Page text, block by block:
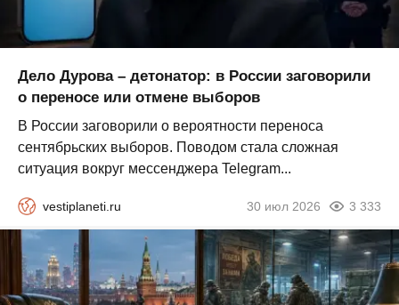
Дело Дурова – детонатор: в России заговорили
о переносе или отмене выборов
В России заговорили о вероятности переноса
сентябрьских выборов. Поводом стала сложная
ситуация вокруг мессенджера Telegram...
vestiplaneti.ru 30 июл 2026 3 333